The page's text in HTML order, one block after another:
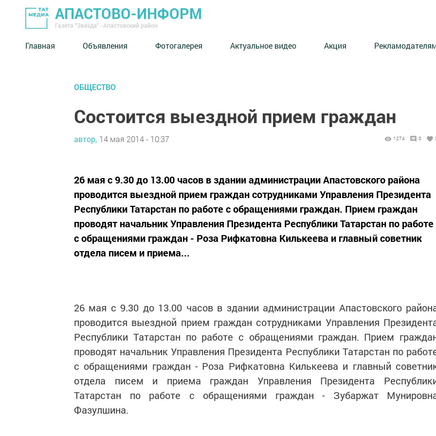
АПАСТОВО-ИНФОРМ
Газета "Звезда" - Апастовский район
Главная Объявления Фотогалерея Актуальное видео Акция
ОБЩЕСТВО
Состоится выездной прием граждан
автор, 14 мая 2014 - 10:37 1274 0
26 мая с 9.30 до 13.00 часов в здании администрации Апастовского района
проводится выездной прием граждан сотрудниками Управления Президента
Республики Татарстан по работе с обращениями граждан. Прием граждан
проводят начальник Управления Президента Республики Татарстан по работе
с обращениями граждан - Роза Рифкатовна Килькеева и главный советник
отдела писем и приема...
26 мая с 9.30 до 13.00 часов в здании администрации Апастовского
проводится выездной прием граждан сотрудниками Управления
Республики Татарстан по работе с обращениями граждан. Прием
проводят начальник Управления Президента Республики Татарстан по
с обращениями граждан - Роза Рифкатовна Килькеева и главный
отдела писем и приема граждан Управления Президента
Татарстан по работе с обращениями граждан - Зубаржат
Фазулшина.